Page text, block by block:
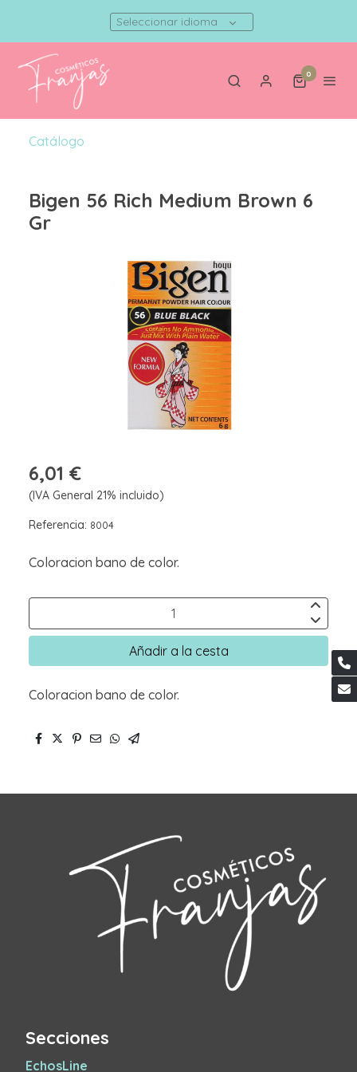
Seleccionar idioma
0
Catálogo
Bigen 56 Rich Medium Brown 6
Gr
6,01 €
(IVA General 21% incluido)
Referencia: 8004
Coloracion bano de color.
Añadir a la cesta
Coloracion bano de color.
Secciones
EchosLine